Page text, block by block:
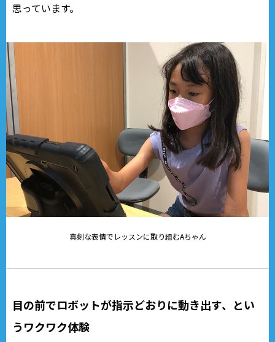
思っています。
真剣な表情でレッスンに取り組むAちゃん
目の前でロボットが指示どおりに動き出す、とい
うワクワク体験